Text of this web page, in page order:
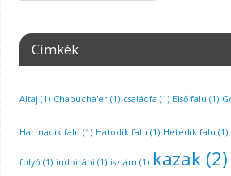
Címkék
Altaj (1) Chabucha'er(1) családfa (1) Első falu (1)
Harmadik falu (1) Hatodik falu (1) Hetedik falu (1)
folyó (1) indoiráni (1) iszlám (1) kazak(2)